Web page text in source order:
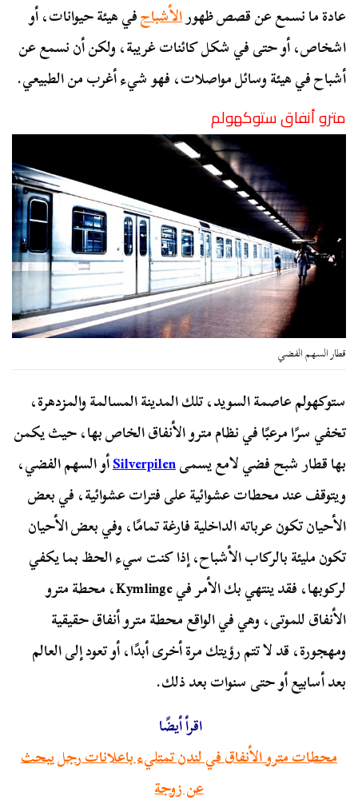
عادة ما نسمع عن قصص ظهورالأشباحفي هيئة حيوانات، أو
اشخاص، أو حتى في شكل كائنات غريبة، ولكن أن نسمع عن
أشباح في هيئة وسائل مواصلات، فهو شيء أغرب من الطبيعي.
مترو أنفاق ستوكهولم
قطار السهم الفضي
ستوكهولم عاصمة السويد، تلك المدينة المسالمة والمزدهرة،
تخفي سرًا مرعبًا في نظام مترو الأنفاق الخاص بها، حيث يكمن
بها قطار شبح فضي لامع يسمىSilverpilenأو السهم الفضي،
ويتوقف عند محطات عشوائية على فترات عشوائية، في بعض
الأحيان تكون عرباته الداخلية فارغة تمامًا، وفي بعض الأحيان
تكون مليئة بالركاب الأشباح، إذا كنت سيء الحظ بما يكفي
لركوبها، فقد ينتهي بك الأمر في Kymlinge، محطة مترو
الأنفاق للموتى، وهي في الواقع محطة مترو أنفاق حقيقية
ومهجورة، قد لا تتم رؤيتك مرة أخرى أبدًا، أو تعود إلى العالم
بعد أسابيع أو حتى سنوات بعد ذلك.
اقرأ أيضًا
محطات مترو الأنفاق في لندن تمتليء باعلانات رجل يبحث
عن زوجة